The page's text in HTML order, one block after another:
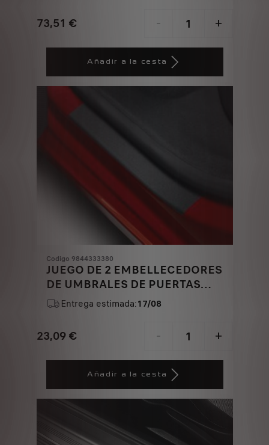
73,51 €
Price
€
- +
Quantity
1
Añadir a la cesta
Codigo 9844333380
JUEGO DE 2 EMBELLECEDORES
DE UMBRALES DE PUERTAS
TRASERAS
Entrega estimada:17/08
23,09 €
Price
€
- +
Quantity
1
Añadir a la cesta